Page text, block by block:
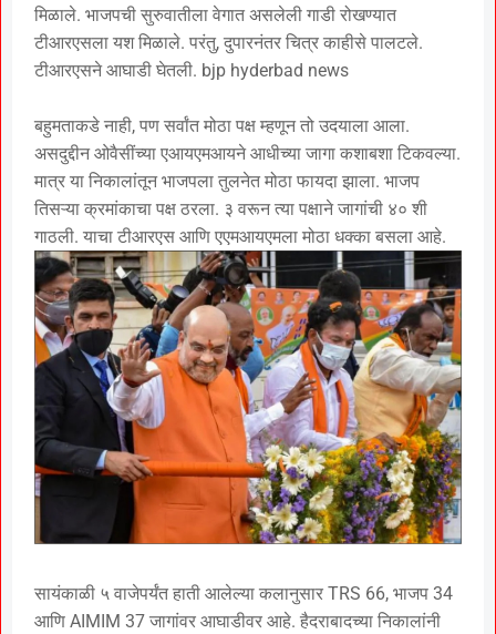
मिळाले. भाजपची सुरुवातीला वेगात असलेली गाडी रोखण्यात
टीआरएसला यश मिळाले. परंतु, दुपारनंतर चित्र काहीसे पालटले.
टीआरएसने आघाडी घेतली. bjp hyderbad news
बहुमताकडे नाही, पण सर्वांत मोठा पक्ष म्हणून तो उदयाला आला.
असदुद्दीन ओवैसींच्या एआयएमआयने आधीच्या जागा कशाबशा टिकवल्या.
मात्र या निकालांतून भाजपला तुलनेत मोठा फायदा झाला. भाजप
तिसऱ्या क्रमांकाचा पक्ष ठरला. ३ वरून त्या पक्षाने जागांची ४० शी
गाठली. याचा टीआरएस आणि एएमआयएमला मोठा धक्का बसला आहे.
सायंकाळी ५ वाजेपर्यंत हाती आलेल्या कलानुसार TRS 66, भाजप 34
आणि AIMIM 37 जागांवर आघाडीवर आहे. हैदराबादच्या निकालांनी